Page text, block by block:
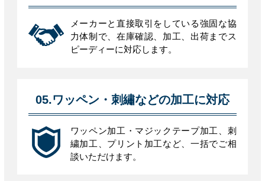
メーカーと直接取引をしている強固な協
力体制で、在庫確認、加工、出荷までス
ピーディーに対応します。
05.ワッペン・刺繡などの加工に対応
ワッペン加工・マジックテープ加工、刺
繍加工、プリント加工など、一括でご相
談いただけます。